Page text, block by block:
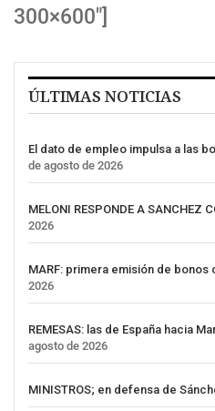
300×600″]
ÚLTIMAS NOTICIAS
El dato de empleo impulsa a las
de agosto de 2026
MELONI RESPONDE A SANCHEZ
2026
MARF: primera emisión de bonos
2026
REMESAS: las de España hacia
agosto de 2026
MINISTROS; en defensa de